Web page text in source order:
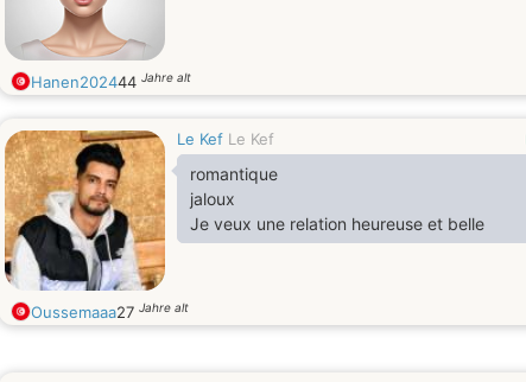
Hanen202444 Jahre alt
Le Kef Le Kef
romantique
jaloux
Je veux une relation heureuse et belle
Oussemaaa27 Jahre alt